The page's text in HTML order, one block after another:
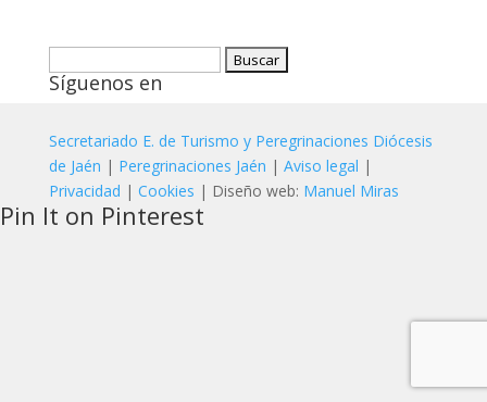
Síguenos en
Secretariado E. de Turismo y Peregrinaciones Diócesis
de Jaén | Peregrinaciones Jaén | Aviso legal |
Privacidad | Cookies | Diseño web: Manuel Miras
Pin It on Pinterest